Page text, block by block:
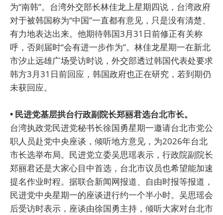
为“南韩”。台湾外交部长林佳龙上星期四说，台湾政府
对于被韩国称为“中国”一直都有意见，只是没有清楚、
有力地表达出来。他期待韩国3月31日前修正有关称
呼，否则届时“会有进一步作为”。林佳龙星期一在新北
市汐止远雄广场受访时说，外交部透过韩国代表处要求
韩方3月31日前回应，韩国政府也正在研究，若到期仍
未获回应。
• 民进党基层拱台行政副院长郑丽君选台北市长。
台湾执政党民进党秘书长徐国勇星期一邀请台北市党公
职人员赴党中央座谈，倾听地方意见，为2026年台北
市长选举布局。民进党立委吴思瑶表示，行政院副院长
郑丽君还是大家心目中首选，台北市议员也希望能加速
提名作业时程。据联合新闻网报道、自由时报等报道，
民进党中央星期一的座谈进行约一个半小时。吴思瑶会
后受访时表示，座谈由徐国勇主持，倾听大家对台北市